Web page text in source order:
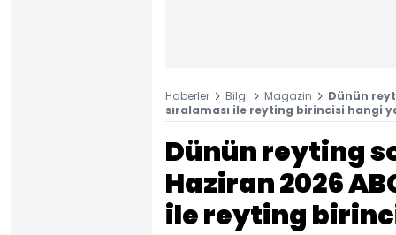
Haberler Bilgi Magazin
Dünün
sıralaması ile reyting birincisi hangi
Dünün reyting
Haziran 2026
ile reyting